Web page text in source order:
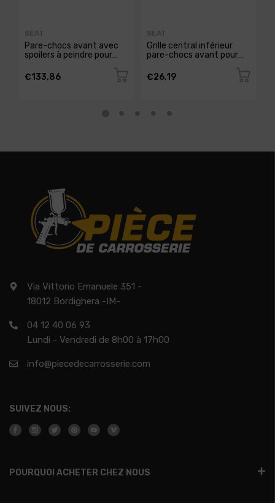
SEAT
Pare-chocs avant avec
spoilers à peindre pour
2016, Neuf
€133,86
SEAT
Grille central inférieur
pare-chocs avant pour
2015, Neuve
€26,19
Via Vittorio Emanuele 351 -
18012 Bordighera -IM-
04 12 40 06 93
Lundi - Vendredi de 8h00 à 17h00
info@piecedecarrosserie.com
SUIVEZ NOUS:
POURQUOI ACHETER CHEZ NOUS